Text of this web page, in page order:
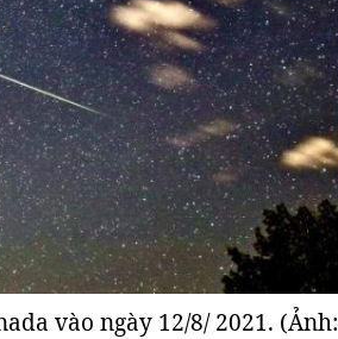
vào ngày 12/8/ 2021. (Ảnh: